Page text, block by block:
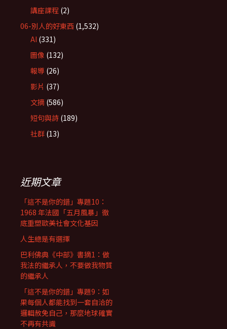
講座課程 (2)
06-別人的好東西 (1,532)
AI (331)
圖像 (132)
報導 (26)
影片 (37)
文摘 (586)
短句與詩 (189)
社群 (13)
近期文章
「這不是你的錯」專題10：
1968 年法國「五月風暴」徹
底重塑歐美社會文化基因
人生總是有選擇
巴利佛典《中部》書摘1：做
我法的繼承人，不要做我物質
的繼承人
「這不是你的錯」專題9：如
果每個人都能找到一套自洽的
邏輯赦免自己，那麼地球確實
不再有共識